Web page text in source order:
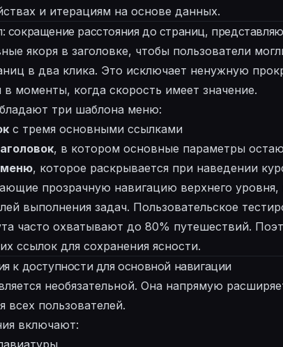
и итерациям на основе данных.
сокращение расстояния до страниц,
якоря в заголовке, чтобы пользователи
в два клика. Это исключает ненужную
в моменты, когда скорость имеет значение.
три шаблона меню:
с тремя основными ссылками
, в котором основные параметры
меню, которое раскрывается при наведении
прозрачную навигацию верхнего уровня,
выполнения задач. Пользовательское
часто охватывают до 80% путешествий.
ссылок для сохранения ясности.
к доступности для основной навигации
необязательной. Она напрямую
всех пользователей.
включают: